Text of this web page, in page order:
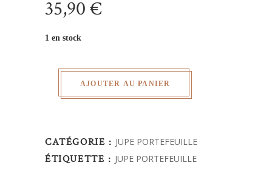
35,90€
1 en stock
AJOUTER AU PANIER
CATÉGORIE : JUPE PORTEFEUILLE
ÉTIQUETTE : JUPE PORTEFEUILLE